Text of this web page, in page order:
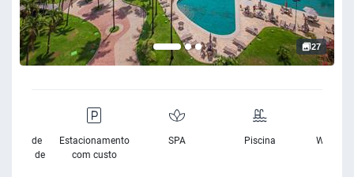
27
de
Estacionamento
com custo
SPA Piscina Wifi